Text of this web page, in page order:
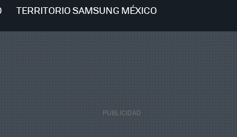
TERRITORIO SAMSUNG MÉXICO